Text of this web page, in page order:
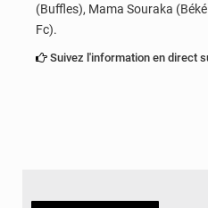
(Buffles), Mama Souraka
Fc).
Suivez l'information en direct